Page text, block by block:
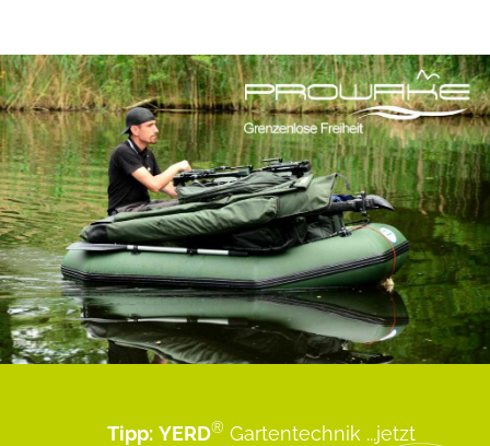
Tipp: YERD® Gartentechnik ...jetzt